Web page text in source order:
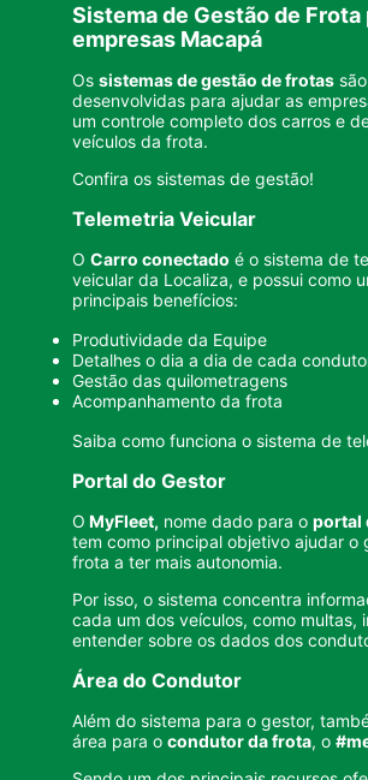
Sistema de Gestão de Frota
empresas Macapá
Os sistemas de gestão de frotas
desenvolvidas para ajudar as
um controle completo dos carros e
veículos da frota.
Confira os sistemas de gestão!
Telemetria Veicular
O Carro conectado é o sistema de
veicular da Localiza, e possui como
principais benefícios:
Produtividade da Equipe​​
Detalhes o dia a dia de cada
Gestão das quilometragens
Acompanhamento da frota
Saiba como funciona o sistema de
Portal do Gestor
O MyFleet, nome dado para o portal
tem como principal objetivo ajudar o
frota a ter mais autonomia.
Por isso, o sistema concentra
cada um dos veículos, como multas,
entender sobre os dados dos
Área do Condutor
Além do sistema para o gestor,
área para o condutor da frota, o